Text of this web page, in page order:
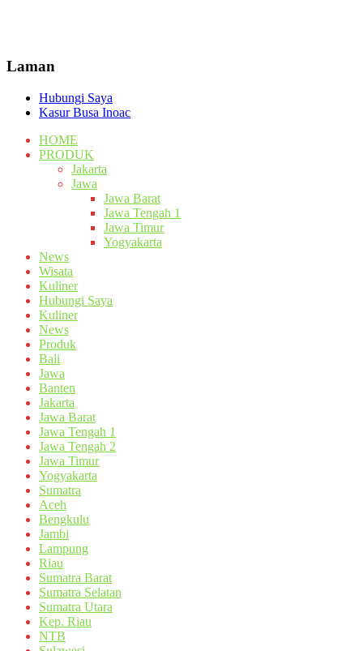
Laman
Hubungi Saya
Kasur Busa Inoac
HOME
PRODUK
Jakarta
Jawa
Jawa Barat
Jawa Tengah 1
Jawa Timur
Yogyakarta
News
Wisata
Kuliner
Hubungi Saya
Kuliner
News
Produk
Bali
Jawa
Banten
Jakarta
Jawa Barat
Jawa Tengah 1
Jawa Tengah 2
Jawa Timur
Yogyakarta
Sumatra
Aceh
Bengkulu
Jambi
Lampung
Riau
Sumatra Barat
Sumatra Selatan
Sumatra Utara
Kep. Riau
NTB